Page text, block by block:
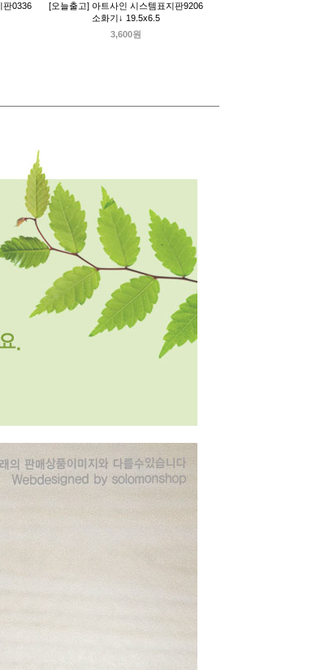
판0336
[오늘출고] 아트사인 시스템표지판9206
소화기↓ 19.5x6.5
3,600원